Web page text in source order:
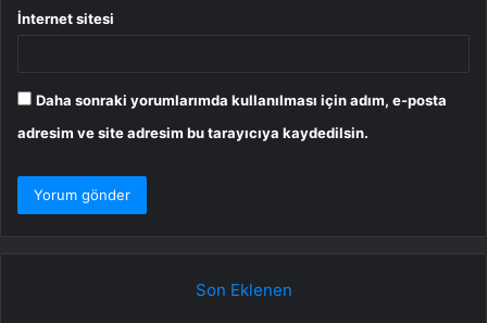
İnternet sitesi
Daha sonraki yorumlarımda kullanılması için adım, e-posta
adresim ve site adresim bu tarayıcıya kaydedilsin.
Son Eklenen